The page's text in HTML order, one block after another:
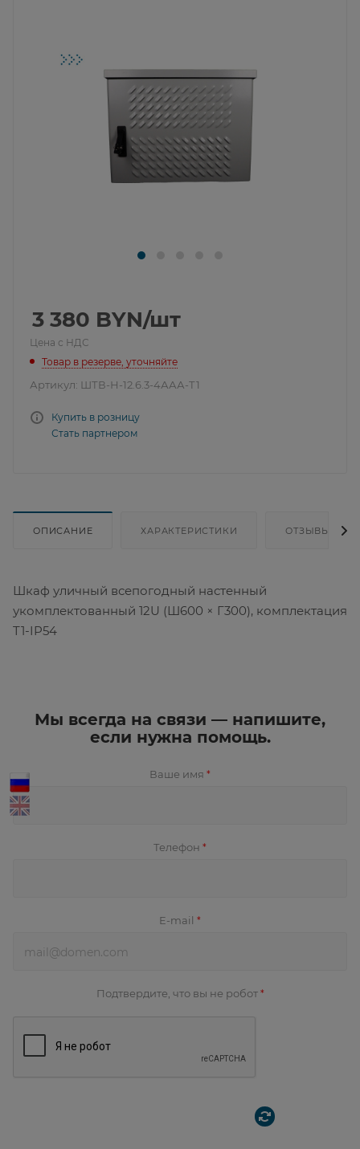
3 380 BYN/шт
Цена с НДС
Товар в резерве, уточняйте
Артикул: ШТВ-Н-12.6.3-4ААА-Т1
Купить в розницу
Стать партнером
ОПИСАНИЕ ХАРАКТЕРИСТИКИ ОТЗЫВЫ
Шкаф уличный всепогодный настенный
укомплектованный 12U (Ш600 × Г300), комплектация
T1-IP54
Мы всегда на связи — напишите,
если нужна помощь.
Ваше имя *
Телефон *
E-mail *
Подтвердите, что вы не робот *